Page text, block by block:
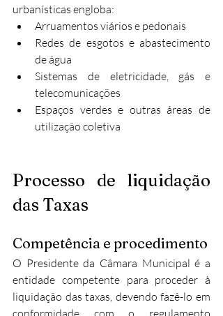
urbanísticas engloba:
Arruamentos viários e pedonais
Redes de esgotos e abastecimento
de água
Sistemas de eletricidade, gás e
telecomunicações
Espaços verdes e outras áreas de
utilização coletiva​
Processo de liquidação
das Taxas
Competência e procedimento
O Presidente da Câmara Municipal é a
entidade competente para proceder à
liquidação das taxas, devendo fazê-lo em
conformidade com o regulamento